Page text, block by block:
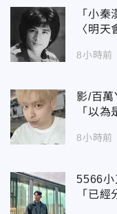
「小
〈明
8小時前
影/百
「以
8小時前
5566小
「已經